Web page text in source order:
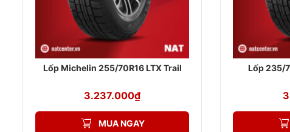
Lazang 19 inch:Đường kính mâm (vành) xe là 19 inch,
trình hoạt động linh hoạt.
Để biết xe ô tô có kích cỡ lốp bao nhiêu, người lái có thể tìm
tiêu chí cao và đa dạng sự lựa chọn, lốp Michelin 235/50R19
Kích thước lốp
Primacy SUV
Lốp Michelin 255/70R16 LTX Trail
3.237.000₫
MUA NGAY
Lốp 235/